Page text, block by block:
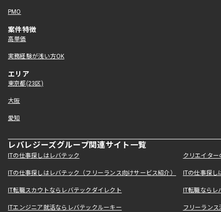
PMO
案件特徴
高単価
実務経験が浅い方OK
エリア
東京都(23区)
大阪
愛知
レバレジーズグループ関連サイト一覧
ITの仕事探しはレバテック クリエイタ
ITの仕事探しはレバテック（フリーランス向けサービス紹介） ITの仕事探
IT転職スカウトならレバテックダイレクト IT転職なら
ITエンジニア就活ならレバテックルーキー フリーラン